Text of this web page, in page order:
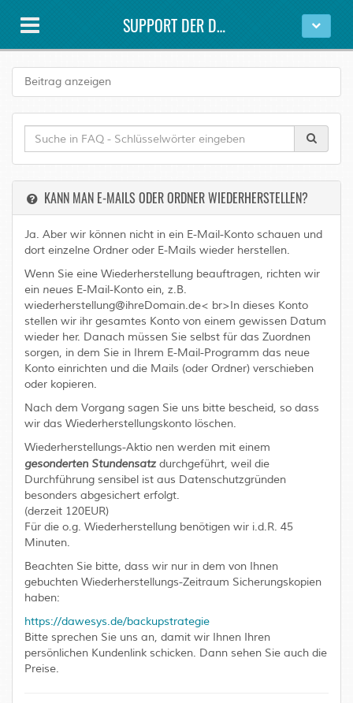
SUPPORT DER DAWESYS GMBH
Beitrag anzeigen
KANN MAN E-MAILS ODER ORDNER WIEDERHERSTELLEN?
Ja. Aber wir können nicht in ein E-Mail-Konto schauen und
dort einzelne Ordner oder E-Mails wieder herstellen.
Wenn Sie eine Wiederherstellung beauftragen, richten wir
ein neues E-Mail-Konto ein, z.B.
wiederherstellung@ihreDomain.de< br>In dieses Konto
stellen wir ihr gesamtes Konto von einem gewissen Datum
wieder her. Danach müssen Sie selbst für das Zuordnen
sorgen, in dem Sie in Ihrem E-Mail-Programm das neue
Konto einrichten und die Mails (oder Ordner) verschieben
oder kopieren.
Nach dem Vorgang sagen Sie uns bitte bescheid, so dass
wir das Wiederherstellungskonto löschen.
Wiederherstellungs-Aktio nen werden mit einem
gesonderten Stundensatz durchgeführt, weil die
Durchführung sensibel ist aus Datenschutzgründen
besonders abgesichert erfolgt.
(derzeit 120EUR)
Für die o.g. Wiederherstellung benötigen wir i.d.R. 45
Minuten.
Beachten Sie bitte, dass wir nur in dem von Ihnen
gebuchten Wiederherstellungs-Zeitraum Sicherungskopien
haben:
https://dawesys.de/backupstrategie
Bitte sprechen Sie uns an, damit wir Ihnen Ihren
persönlichen Kundenlink schicken. Dann sehen Sie auch die
Preise.